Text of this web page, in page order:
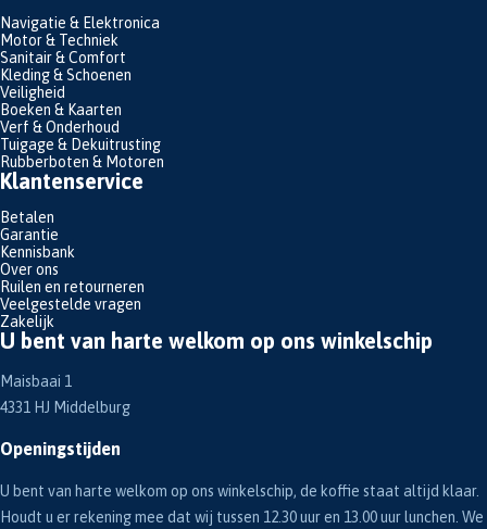
Navigatie & Elektronica
Motor & Techniek
Sanitair & Comfort
Kleding & Schoenen
Veiligheid
Boeken & Kaarten
Verf & Onderhoud
Tuigage & Dekuitrusting
Rubberboten & Motoren
Klantenservice
Betalen
Garantie
Kennisbank
Over ons
Ruilen en retourneren
Veelgestelde vragen
Zakelijk
U bent van harte welkom op ons winkelschip
Maisbaai 1
4331 HJ Middelburg
Openingstijden
U bent van harte welkom op ons winkelschip, de koffie staat altijd klaar.
Houdt u er rekening mee dat wij tussen 12.30 uur en 13.00 uur lunchen. We